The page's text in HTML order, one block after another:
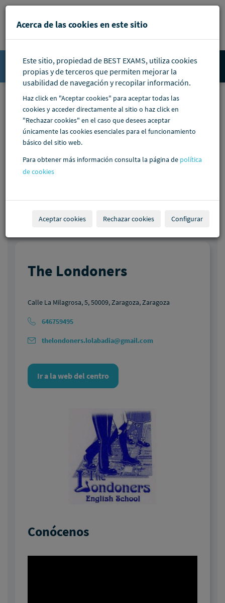
Pasar al contenido principal
Accede
The Londoners
Calle La Milagrosa, 5, 50009, Zaragoza, Zaragoza
646759495
thelondoners.lolabadia@gmail.com
Ir a la web del centro
Conócenos
Acerca de las cookies en este sitio
Este sitio, propiedad de BEST EXAMS, utiliza cookies
propias y de terceros que permiten mejorar la
usabilidad de navegación y recopilar información.
Haz click en "Aceptar cookies" para aceptar todas las
cookies y acceder directamente al sitio o haz click en
"Rechazar cookies" en el caso que desees aceptar
únicamente las cookies esenciales para el funcionamiento
básico del sitio web.
Para obtener más información consulta la página de política
de cookies
Aceptar cookies Rechazar cookies Configurar